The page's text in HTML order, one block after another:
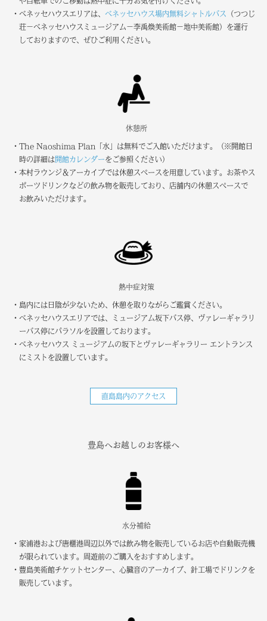
・ベネッセハウスエリアは、 ベネッセハウス場内無料シャトルバス
（つつじ
荘－ベネッセハウスミュージアム－李禹煥美術館－地中美術館）を運行
しておりますので、ぜひご利用ください。
休憩所
・The Naoshima Plan「水」は無料でご入館いただけます。（※開館日
時の詳細は開館カレンダーをご参照ください）
・本村ラウンジ＆アーカイブでは休憩スペースを用意しています。お茶やス
ポーツドリンクなどの飲み物を販売しており、店舗内の休憩スペースで
お飲みいただけます。
熱中症対策
・島内には日陰が少ないため、休憩を取りながらご鑑賞ください。
・ベネッセハウスエリアでは、ミュージアム坂下バス停、ヴァレーギャラリ
ーバス停にパラソルを設置しております。
・ベネッセハウス ミュージアムの坂下とヴァレーギャラリー エントランス
にミストを設置しています。
直島島内のアクセス
豊島へお越しのお客様へ
水分補給
・家浦港および唐櫃港周辺以外では飲み物を販売しているお店や自動販売機
が限られています。周遊前のご購入をおすすめします。
・豊島美術館チケットセンター、心臓音のアーカイブ、 針工場でドリンクを
販売しています。